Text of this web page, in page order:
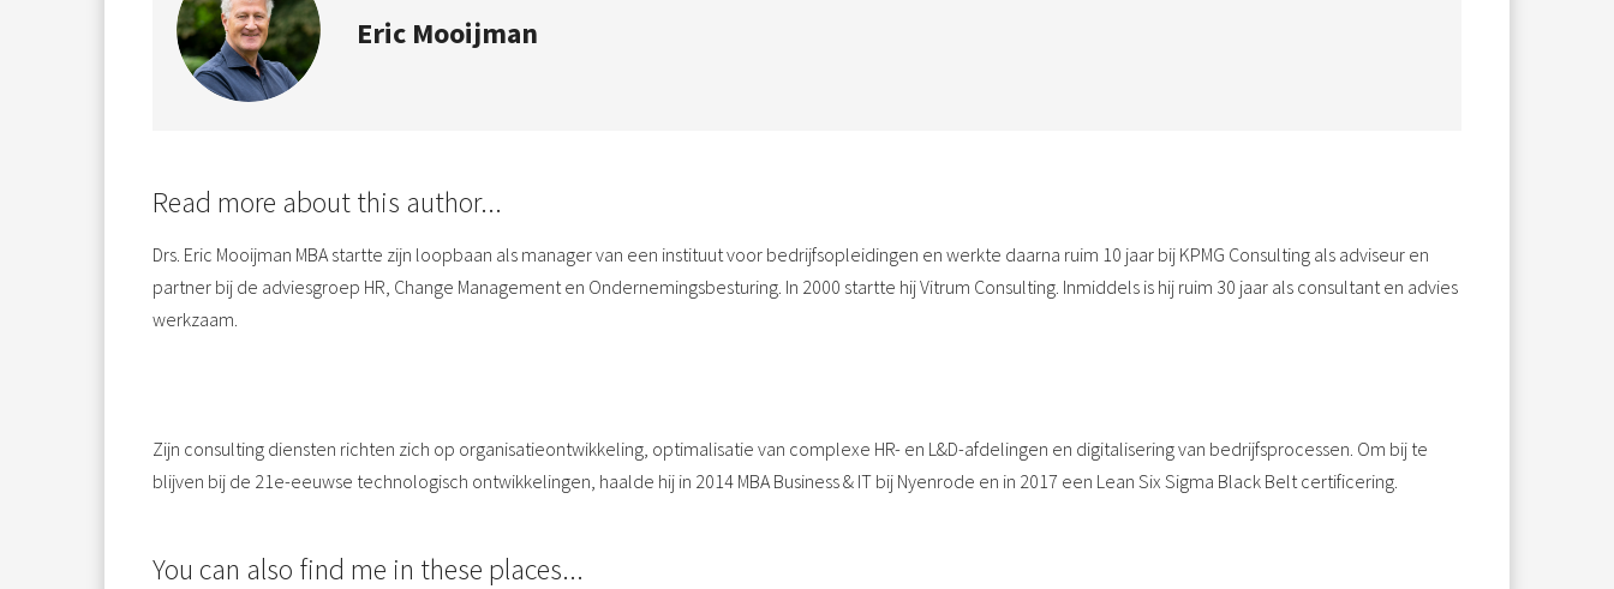
Eric Mooijman
Read more about this author...
Drs. Eric Mooijman MBA startte zijn loopbaan als manager van een instituut voor bedrijfsopleidingen en werkte daarna ruim 10 jaar bij KPMG Consulting als adviseur en
partner bij de adviesgroep HR, Change Management en Ondernemingsbesturing. In 2000 startte hij Vitrum Consulting. Inmiddels is hij ruim 30 jaar als consultant en advies
werkzaam.
Zijn consulting diensten richten zich op organisatieontwikkeling, optimalisatie van complexe HR- en L&D-afdelingen en digitalisering van bedrijfsprocessen. Om bij te
blijven bij de 21e-eeuwse technologisch ontwikkelingen, haalde hij in 2014 MBA Business & IT bij Nyenrode en in 2017 een Lean Six Sigma Black Belt certificering.
You can also find me in these places...